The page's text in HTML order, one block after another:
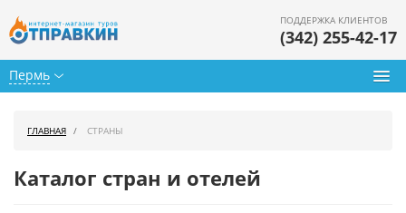
Пермь
ПОДДЕРЖКА КЛИЕНТОВ
(342) 255-42-17
ГЛАВНАЯ СТРАНЫ
Каталог стран и отелей